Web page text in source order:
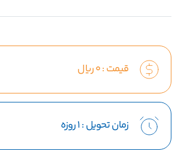
قیمت :0ریال
زمان تحویل :1 روزه